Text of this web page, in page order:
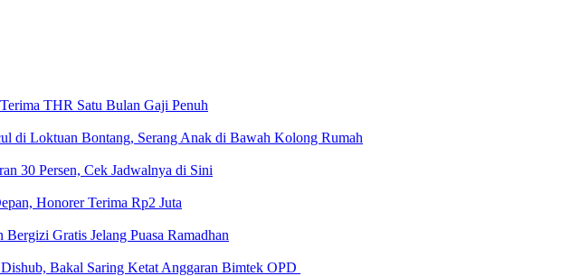
THR Satu Bulan Gaji Penuh
di Loktuan Bontang, Serang Anak di Bawah Kolong Rumah
30 Persen, Cek Jadwalnya di Sini
Honorer Terima Rp2 Juta
Gratis Jelang Puasa Ramadhan
Bakal Saring Ketat Anggaran Bimtek OPD